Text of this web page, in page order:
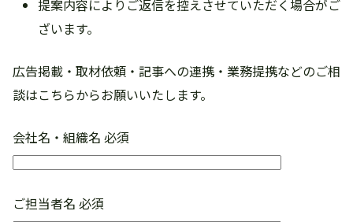
提案内容によりご返信を控えさせていただく場合がご
ざいます。
広告掲載・取材依頼・記事への連携・業務提携などのご相
談はこちらからお願いいたします。
会社名・組織名 必須
ご担当者名 必須